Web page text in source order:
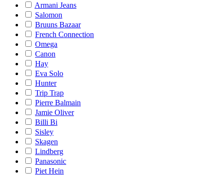
Armani Jeans
Salomon
Bruuns Bazaar
French Connection
Omega
Canon
Hay
Eva Solo
Hunter
Trip Trap
Pierre Balmain
Jamie Oliver
Billi Bi
Sisley
Skagen
Lindberg
Panasonic
Piet Hein